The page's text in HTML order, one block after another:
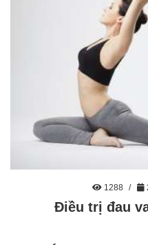
1288
Điều trị đau